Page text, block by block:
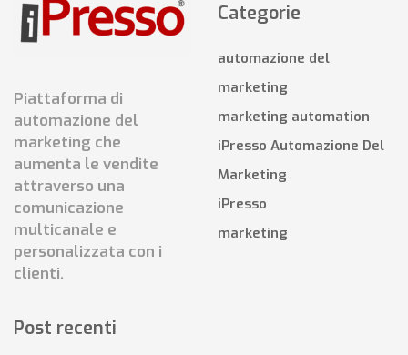
Piattaforma di
automazione del
marketing che
aumenta le vendite
attraverso una
comunicazione
multicanale e
personalizzata con i
clienti.
Categorie
automazione del
marketing
marketing automation
iPresso Automazione Del
Marketing
iPresso
marketing
Post recenti